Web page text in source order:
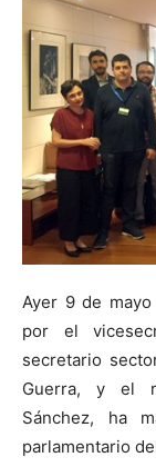
Ayer 9 de
por el
secretario
Guerra, y el
Sánchez, ha
parlamentario